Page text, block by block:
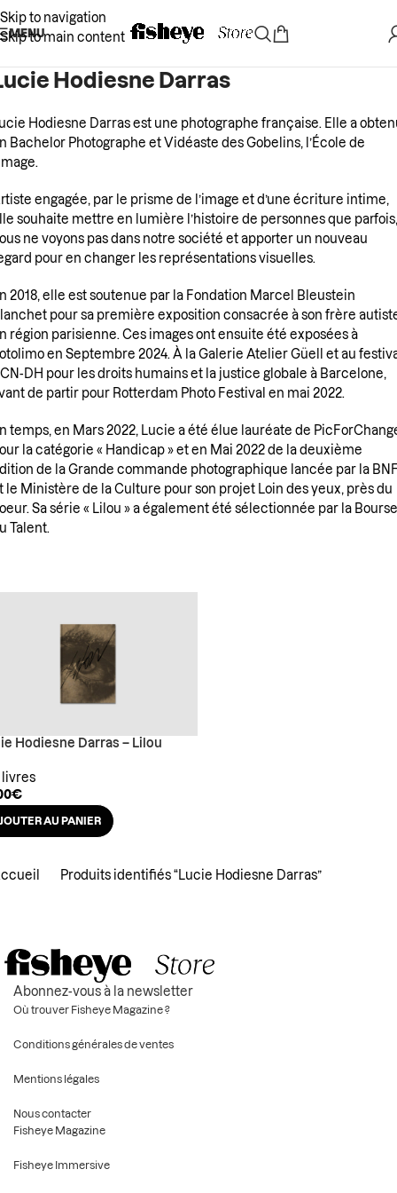
Skip to navigation
Skip to main content
MENU
Hodiesne Darras
Hodiesne Darras est une photographe française. Elle a
Bachelor Photographe et Vidéaste des Gobelins, l’École de
engagée, par le prisme de l’image et d’une écriture intime,
souhaite mettre en lumière l’histoire de personnes que parfois,
ne voyons pas dans notre société et apporter un nouveau
pour en changer les représentations visuelles.
2018, elle est soutenue par la Fondation Marcel Bleustein
pour sa première exposition consacrée à son frère
région parisienne. Ces images ont ensuite été exposées à
en Septembre 2024. À la Galerie Atelier Güell et au
DH pour les droits humains et la justice globale à Barcelone,
de partir pour Rotterdam Photo Festival en mai 2022.
temps, en Mars 2022, Lucie a été élue lauréate de
la catégorie « Handicap » et en Mai 2022 de la deuxième
de la Grande commande photographique lancée par la
le Ministère de la Culture pour son projet Loin des yeux, près du
Sa série « Lilou » a également été sélectionnée par la Bourse
Talent.
Hodiesne Darras – Lilou
livres
€
AU PANIER
Produits identifiés “Lucie Hodiesne Darras”
Abonnez-vous à la newsletter
Où trouver Fisheye Magazine ?
Conditions générales de ventes
Mentions légales
Nous contacter
Fisheye Magazine
Fisheye Immersive